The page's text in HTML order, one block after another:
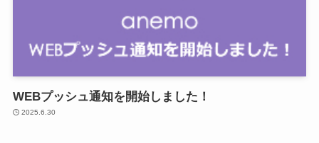
WEBプッシュ通知を開始しました！
2025.6.30